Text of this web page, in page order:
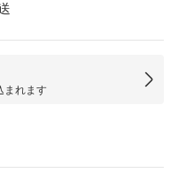
まれます